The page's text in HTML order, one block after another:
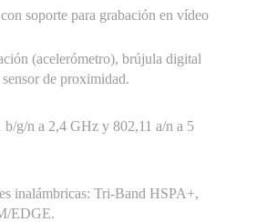
soporte para grabación en vídeo
(acelerómetro), brújula digital
de proximidad.
g/n a 2,4 GHz y 802,11 a/n a 5
inalámbricas: Tri-Band HSPA+,
EDGE.